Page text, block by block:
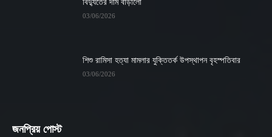
বিদ্যুতের দাম বাড়ালো
03/06/2026
শিশু রামিসা হত্যা মামলার যুক্তিতর্ক উপস্থাপন বৃহস্পতিবার
03/06/2026
জনপ্রিয় পোস্ট